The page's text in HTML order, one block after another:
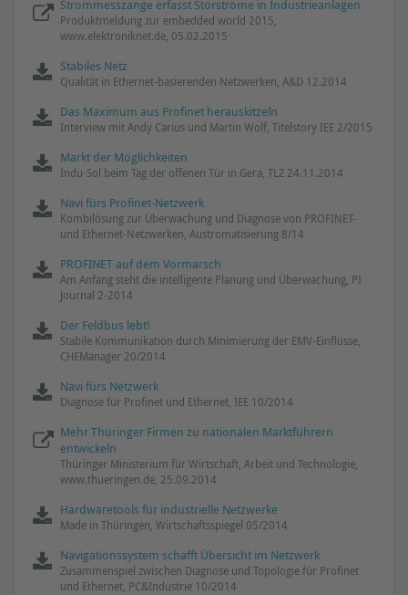
Strommesszange erfasst Störströme in Industrieanlagen
Produktmeldung zur embedded world 2015,
www.elektroniknet.de, 05.02.2015
Stabiles Netz
Qualität in Ethernet-basierenden Netzwerken, A&D 12.2014
Das Maximum aus Profinet herauskitzeln
Interview mit Andy Carius und Martin Wolf, Titelstory IEE 2/2015
Markt der Möglichkeiten
Indu-Sol beim Tag der offenen Tür in Gera, TLZ 24.11.2014
Navi fürs Profinet-Netzwerk
Kombilösung zur Überwachung und Diagnose von PROFINET-
und Ethernet-Netzwerken, Austromatisierung 8/14
PROFINET auf dem Vormarsch
Am Anfang steht die intelligente Planung und Überwachung, PI
Journal 2-2014
Der Feldbus lebt!
Stabile Kommunikation durch Minimierung der EMV-Einflüsse,
CHEManager 20/2014
Navi fürs Netzwerk
Diagnose für Profinet und Ethernet, IEE 10/2014
Mehr Thüringer Firmen zu nationalen Marktführern
entwickeln
Thüringer Ministerium für Wirtschaft, Arbeit und Technologie,
www.thueringen.de, 25.09.2014
Hardwaretools für industrielle Netzwerke
Made in Thüringen, Wirtschaftsspiegel 05/2014
Navigationssystem schafft Übersicht im Netzwerk
Zusammenspiel zwischen Diagnose und Topologie für Profinet
und Ethernet, PC&Industrie 10/2014